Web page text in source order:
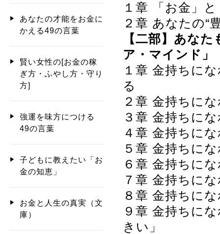
１章 「お金」
２章 あなたの“
【二部】あな
ア・マインド」
１章 金持ちに
る
２章 金持ちに
３章 金持ちに
４章 金持ちに
５章 金持ちに
６章 金持ちに
７章 金持ちに
８章 金持ちに
９章 金持ちに
きい」
あなたの才能をお金に
かえる49の言葉
賢い女性の[お金の稼
ぎ方・ふやし方・守り
方]
強運を味方につける
49の言葉
子どもに教えたい「お
金の知恵」
お金と人生の真実（文
庫）